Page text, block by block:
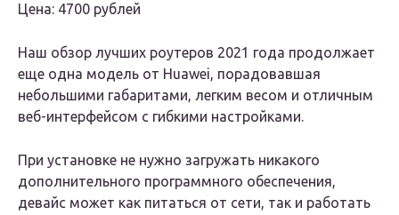
Цена: 4700 рублей
Наш обзор лучших роутеров 2021 года продолжает
еще одна модель от Huawei, порадовавшая
небольшими габаритами, легким весом и отличным
веб-интерфейсом с гибкими настройками.
При установке не нужно загружать никакого
дополнительного программного обеспечения,
девайс может как питаться от сети, так и работать